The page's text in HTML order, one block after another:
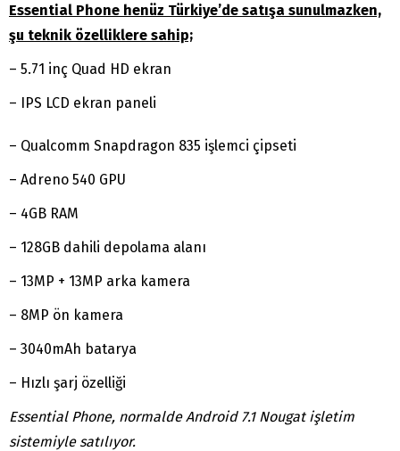
Essential Phone henüz Türkiye’de satışa sunulmazken,
şu teknik özelliklere sahip;
– 5.71 inç Quad HD ekran
– IPS LCD ekran paneli
– Qualcomm Snapdragon 835 işlemci çipseti
– Adreno 540 GPU
– 4GB RAM
– 128GB dahili depolama alanı
– 13MP + 13MP arka kamera
– 8MP ön kamera
– 3040mAh batarya
– Hızlı şarj özelliği
Essential Phone, normalde Android 7.1 Nougat işletim
sistemiyle satılıyor.